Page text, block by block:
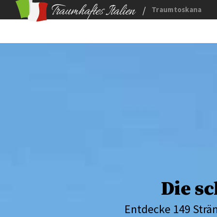
/ Traumtoskana
Die
Entdecke 149